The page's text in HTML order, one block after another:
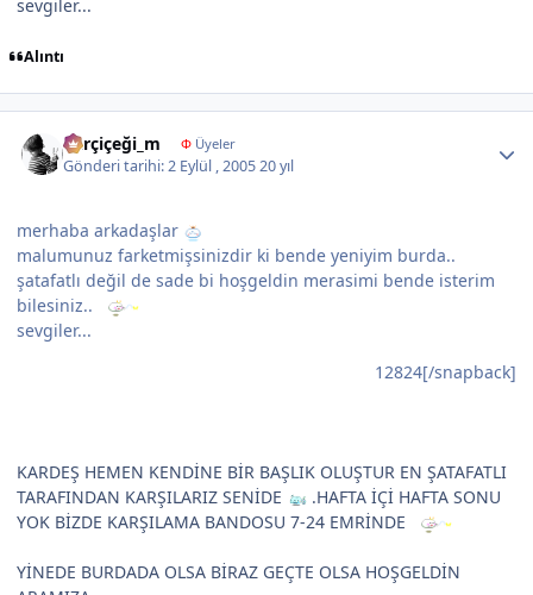
sevgiler...
Alıntı
karçiçeği_m ΦÜyeler
Gönderi tarihi:2 Eylül , 200520 yıl
merhaba arkadaşlar
malumunuz farketmişsinizdir ki bende yeniyim burda..
şatafatlı değil de sade bi hoşgeldin merasimi bende isterim
bilesiniz..
sevgiler...
12824[/snapback]
KARDEŞ HEMEN KENDİNE BİR BAŞLIK OLUŞTUR EN ŞATAFATLI
TARAFINDAN KARŞILARIZ SENİDE
.HAFTA İÇİ HAFTA SONU
YOK BİZDE KARŞILAMA BANDOSU 7-24 EMRİNDE
YİNEDE BURDADA OLSA BİRAZ GEÇTE OLSA HOŞGELDİN